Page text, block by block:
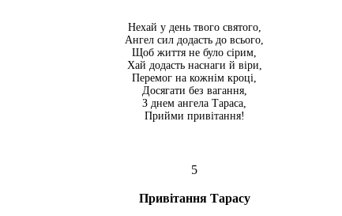
Нехай у день твого святого,
Ангел сил додасть до всього,
Щоб життя не було сірим,
Хай додасть наснаги й віри,
Перемог на кожнім кроці,
Досягати без вагання,
З днем ангела Тараса,
Прийми привітання!
5
Привітання Тарасу